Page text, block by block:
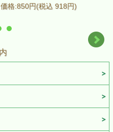
価格:850円(税込 918円)